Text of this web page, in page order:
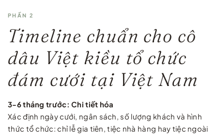
PHẦN 2
Timeline chuẩn cho cô
dâu Việt kiều tổ chức
đám cưới tại Việt Nam
3-6 tháng trước: Chi tiết hóa
Xác định ngày cưới, ngân sách, số lượng khách và hình
thức tổ chức: chỉ lễ gia tiên, tiệc nhà hàng hay tiệc ngoài